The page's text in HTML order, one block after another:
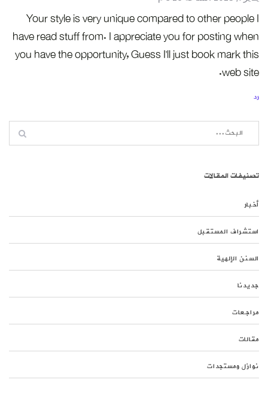
Your style is very unique compared to other people I
have read stuff from. I appreciate you for posting when
you have the opportunity, Guess I’ll just book mark this
web site.
رد
تصنيفات المقالات
أخبار
استشراف المستقبل
السنن الإلهية
جديدنا
مراجعات
مقالات
نوازل ومستجدات